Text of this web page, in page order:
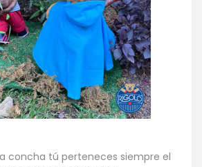
concha tú perteneces siempre el